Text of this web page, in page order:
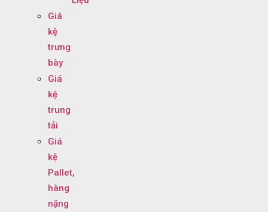
Giá
kệ
trưng
bày
Giá
kệ
trung
tải
Giá
kệ
Pallet,
hàng
nặng